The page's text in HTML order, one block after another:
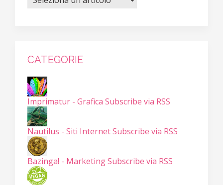
CATEGORIE
Imprimatur - Grafica Subscribe via RSS
Nautilus - Siti InternetSubscribe via RSS
Bazinga! - MarketingSubscribe via RSS